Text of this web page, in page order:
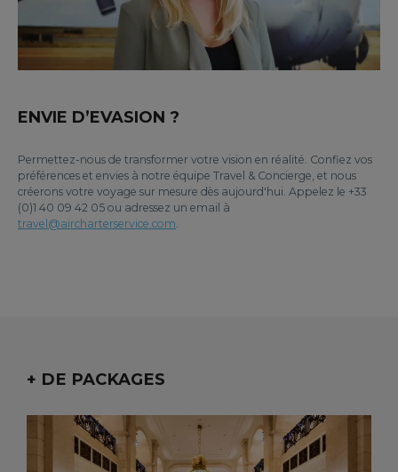
ENVIE D’EVASION ?
Permettez-nous de transformer votre vision en réalité. Confiez vos
préférences et envies à notre équipe Travel & Concierge, et nous
créerons votre voyage sur mesure dès aujourd'hui. Appelez le +33
(0)1 40 09 42 05 ou adressez un email à
travel@aircharterservice.com
+ DE PACKAGES